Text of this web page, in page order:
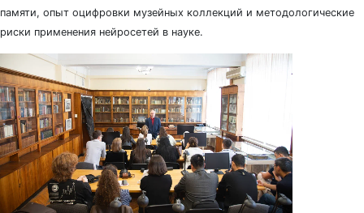
памяти, опыт оцифровки музейных коллекций и методологические
риски применения нейросетей в науке.